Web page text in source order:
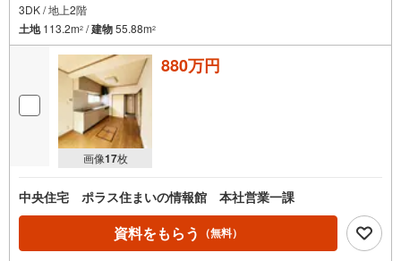
3DK / 地上2階
土地113.2m2 /建物55.88m2
画像17枚
880万円
中央住宅 ポラス住まいの情報館 本社営業一課
資料をもらう （無料）